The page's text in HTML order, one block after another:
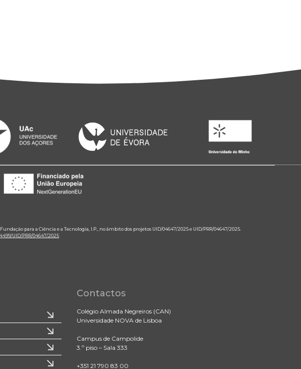
para a Ciência e a Tecnologia, I.P., no âmbito dos projetos UID/04647/2025 e UID/PRR/04647/2025.
UID/PRR/04647/2025
Contactos
Colégio Almada Negreiros (CAN)
Universidade NOVA de Lisboa
Campus de Campolide
3.º piso – Sala 333
+351 21 790 83 00